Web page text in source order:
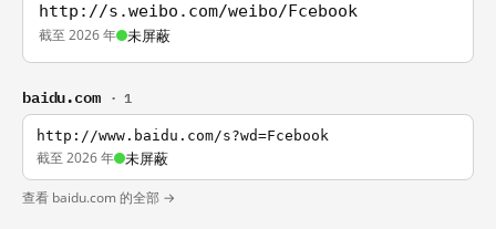
http://s.weibo.com/weibo/Fcebook
截至 2026 年 未屏蔽
baidu.com · 1
http://www.baidu.com/s?wd=Fcebook
截至 2026 年 未屏蔽
查看 baidu.com 的全部 →